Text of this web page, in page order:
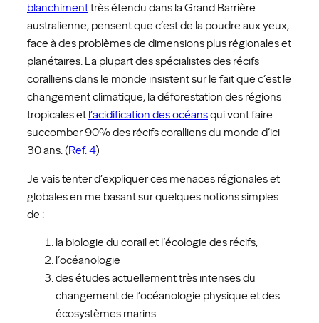
blanchimenttrès étendu dans la Grand Barrière
australienne, pensent que c’est de la poudre aux yeux,
face à des problèmes de dimensions plus régionales et
planétaires. La plupart des spécialistes des récifs
coralliens dans le monde insistent sur le fait que c’est le
changement climatique, la déforestation des régions
tropicales et l’acidification des océansqui vont faire
succomber 90% des récifs coralliens du monde d’ici
30 ans. (Ref. 4)
Je vais tenter d’expliquer ces menaces régionales et
globales en me basant sur quelques notions simples
de :
la biologie du corail et l’écologie des récifs,
l’océanologie
des études actuellement très intenses du
changement de l’océanologie physique et des
écosystèmes marins.